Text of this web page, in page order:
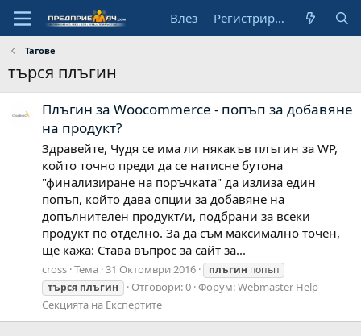
Влез Регистрирай се
Тагове
търся плъгин
Плъгин за Woocommerce - попъп за добавяне
на продукт?
Здравейте, Чудя се има ли някакъв плъгин за WP,
който точно преди да се натисне бутона
"финализиране на поръчката" да излиза един
попъп, който дава опции за добавяне на
допълнителен продукт/и, подбрани за всеки
продукт по отделно. За да съм максимално точен,
ще кажа: Става въпрос за сайт за...
cross Тема 31 Октомври 2016 плъгин попъп
търся плъгин Отговори: 0 Форум:Webmaster Help -
Секцията на Експертите